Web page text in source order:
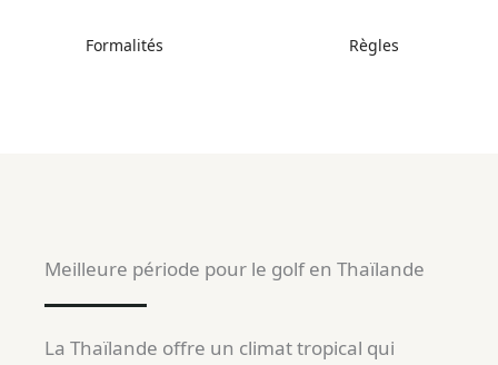
Formalités Règles
Meilleure période pour le golf en Thaïlande
La Thaïlande offre un climat tropical qui